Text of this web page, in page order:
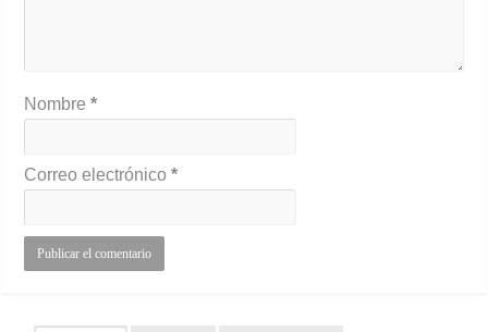
Nombre*
Correo electrónico*